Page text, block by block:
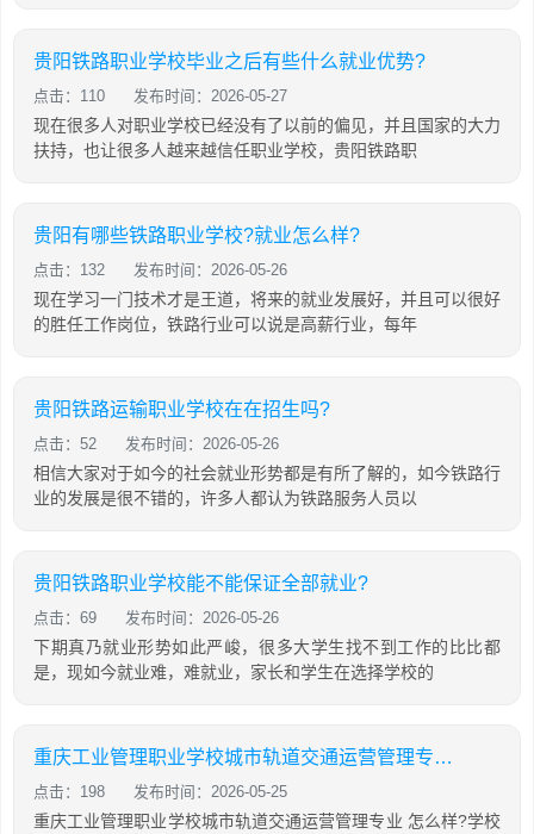
贵阳铁路职业学校毕业之后有些什么就业优势?
点击：110 发布时间：2026-05-27
现在很多人对职业学校已经没有了以前的偏见，并且国家的大力
扶持，也让很多人越来越信任职业学校，贵阳铁路职
贵阳有哪些铁路职业学校?就业怎么样?
点击：132 发布时间：2026-05-26
现在学习一门技术才是王道，将来的就业发展好，并且可以很好
的胜任工作岗位，铁路行业可以说是高薪行业，每年
贵阳铁路运输职业学校在在招生吗?
点击：52 发布时间：2026-05-26
相信大家对于如今的社会就业形势都是有所了解的，如今铁路行
业的发展是很不错的，许多人都认为铁路服务人员以
贵阳铁路职业学校能不能保证全部就业?
点击：69 发布时间：2026-05-26
下期真乃就业形势如此严峻，很多大学生找不到工作的比比都
是，现如今就业难，难就业，家长和学生在选择学校的
重庆工业管理职业学校城市轨道交通运营管理专业怎么样?
点击：198 发布时间：2026-05-25
重庆工业管理职业学校城市轨道交通运营管理专业 怎么样?学校